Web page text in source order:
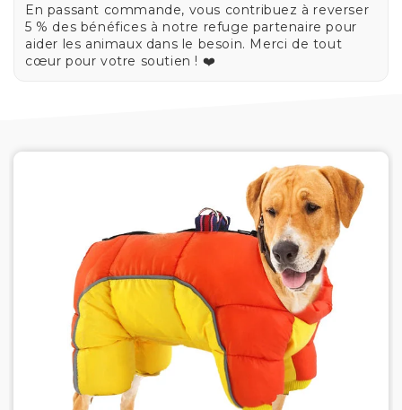
En passant commande, vous contribuez à reverser
5 % des bénéfices à notre refuge partenaire pour
aider les animaux dans le besoin. Merci de tout
cœur pour votre soutien ! ❤️